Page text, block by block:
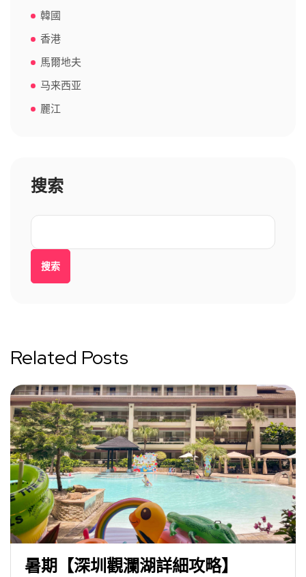
韓國
香港
馬爾地夫
马来西亚
麗江
搜索
搜索
Related Posts
暑期【深圳觀瀾湖詳細攻略】